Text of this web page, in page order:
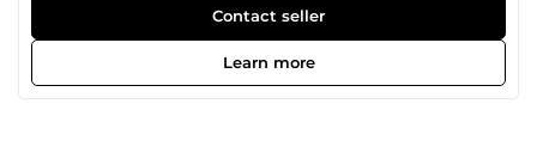
sur WordPress, je propose des services variés et
personnalisés, notamment : Création de sites WordPress
professionnels (vitrine, ecommerce, blog, etc.) adaptés à
vos besoins spécifiques. Installation et configurations de
Contact seller
Learn more